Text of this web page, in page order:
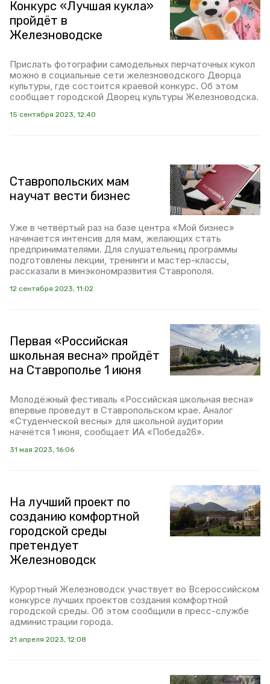
Конкурс «Лучшая кукла»
пройдёт в
Железноводске
Прислать фотографии самодельных перчаточных кукол
можно в социальные сети железноводского Дворца
культуры, где состоится краевой конкурс. Об этом
сообщает городской Дворец культуры Железноводска.
15 сентября 2023, 12:40
Ставропольских мам
научат вести бизнес
Уже в четвёртый раз на базе центра «Мой бизнес»
начинается интенсив для мам, желающих стать
предпринимателями. Для слушательниц программы
подготовлены лекции, тренинги и мастер-классы,
рассказали в минэкономразвития Ставрополя.
12 сентября 2023, 11:02
Первая «Российская
школьная весна» пройдёт
на Ставрополье 1 июня
Молодёжный фестиваль «Российская школьная весна»
впервые проведут в Ставропольском крае. Аналог
«Студенческой весны» для школьной аудитории
начнётся 1 июня, сообщает ИА «Победа26».
31 мая 2023, 16:06
На лучший проект по
созданию комфортной
городской среды
претендует
Железноводск
Курортный Железноводск участвует во Всероссийском
конкурсе лучших проектов создания комфортной
городской среды. Об этом сообщили в пресс-службе
администрации города.
21 апреля 2023, 12:08